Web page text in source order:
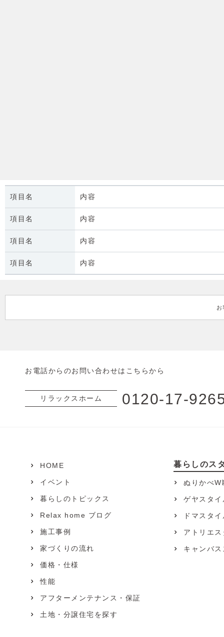
項目名 内容
項目名 内容
項目名 内容
項目名 内容
お電話からのお問い合わせはこちらから
リラックスホーム 0120-17-
HOME
イベント
暮らしのトピックス
Relax home ブログ
施工事例
家づくりの流れ
価格・仕様
性能
アフターメンテナンス・保証
土地・分譲住宅を探す
暮らしのス
ぬりかべW
ゲヤスタイ
ドマスタイ
アトリエ
キャンバ